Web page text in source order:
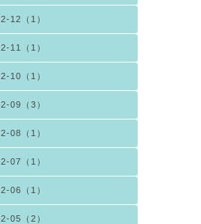
12（1）
11（1）
10（1）
09（3）
08（1）
07（1）
06（1）
05（2）